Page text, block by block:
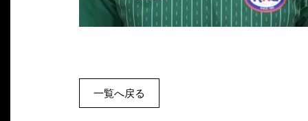
一覧へ戻る